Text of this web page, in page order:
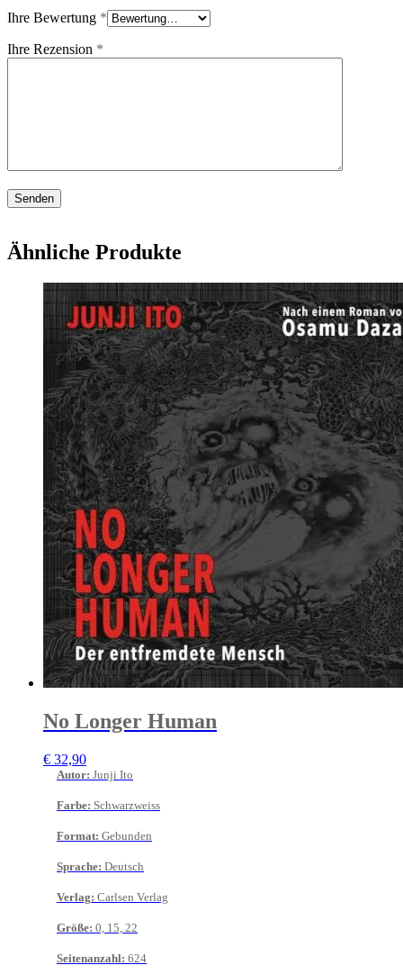
Ihre Bewertung *
Ihre Rezension *
Ähnliche Produkte
No Longer Human
€ 32,90
Autor: Junji Ito
Farbe: Schwarzweiss
Format: Gebunden
Sprache: Deutsch
Verlag: Carlsen Verlag
Größe: 0, 15, 22
Seitenanzahl: 624